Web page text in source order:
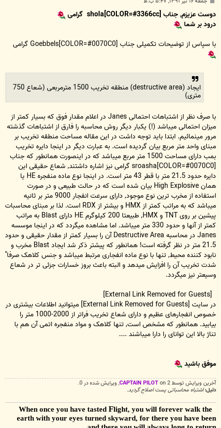
ت
دوست عزیزم, جناب [COLOR=#3366cc]shola
گرامی
درود بر شما
با سپاس از توضیحات تکمیلی جناب [COLOR=#0070C0]Goebbels
گرامی
ایجاد (destructive area) منطقه تخریب 1500 مترمربعی (شعاع 750
متری)
با صرف نظر از اشتباهات احتمالی Janes در اعلام مقدار فوق که بسیار کمتر از
میزان احتمالی میباشد (!) یکبار دیگر روش محاسبه را فارق از اشتباهات گذشته
مرور مینمائیم. ابتدا باید توجه داشت در این مقاله مساحت منطقه تخریب بر
مبنای واحد متر مربع بیان گردیده است. به عبارت دیگر در اینجا دایره تخریب
بمب دارای مساحت 1500 متر مربع میباشد که در اینصورت همانطور که جناب
[COLOR=#0070C0]sroasha
گرامی نیز اشاره داشتند, شعاع حقیقی این
دایره حدود 21.5 متر با قطر 43 متر است. در اینجا نوع ماده منفجره HE یا
همان High Explosive بیان شده است که در حالت طبیعی و در صورت
استفاده از مخرب ترین نوع موجود, دارای سرعت انفجار 9000 متر بر ثانیه
میباشد که به مراتب کمتر از HMX و بیشتر از RDX است. لذا بر مبنای محاسبات
پیشین بر روی TNT و HMX, طبیعتا 200 کیلوگرم HE دارای Blast به مراتب
کمتر از آنها و حدود 330 متر میباشد. اما مشاهده میگردد که در اینجا موسسه
Janes در محاسبه Destructive Area آن را بسیار کمتر از مقدار حقیقی و حدود
21.5 متر در نظر گرفته است! همانطور که پیشتر ذکر شد ایجاد Blast مخرب و
نابود کننده محیط, تنها با نوع ماده انفجاری مرتبط میباشد و جنس کلاهک صرفا"
شدت تخریب آن را افزایش میدهد و البته باعث بروز خسارات جزئی تر در شعاع
وسیعتر نیز میگردد.
[External Link Removed for Guests]
در سایت [External Link Removed for Guests]
میتوانید اطلاعات بیشتری در
خصوص انفجارهای عظیم و دارای شعاع تخریب فراتر از 2000-1000 متر را
بیابید. همانطور که مشخص است, تنها کلاهک و مواد منفجره اتمی آن هم با
تناژ بالا این توانای را دارا میباشند ....
موفق باشید
آخرین ويرايش توسط 2 on CAPTAIN PILOT, ويرايش شده در 0.
دلیل: اشتباه محاسباتی پست اصلاح گردید.
Flight, you will forever walk the
earth with your eyes turned skyward, for there you have been